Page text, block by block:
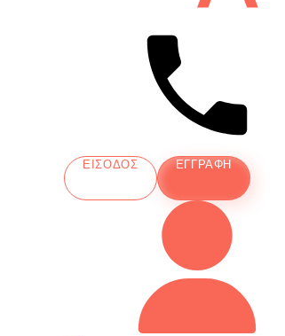
ΕΊΣΟΔΟΣ ΕΓΓΡΑΦΉ